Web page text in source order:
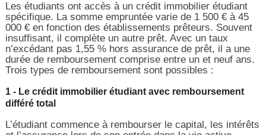
Les étudiants ont accès à un crédit immobilier étudiant
spécifique. La somme empruntée varie de 1 500 € à 45
000 € en fonction des établissements prêteurs. Souvent
insuffisant, il complète un autre prêt. Avec un taux
n’excédant pas 1,55 % hors assurance de prêt, il a une
durée de remboursement comprise entre un et neuf ans.
Trois types de remboursement sont possibles :
1 - Le crédit immobilier étudiant avec remboursement
différé total
L’étudiant commence à rembourser le capital, les intérêts